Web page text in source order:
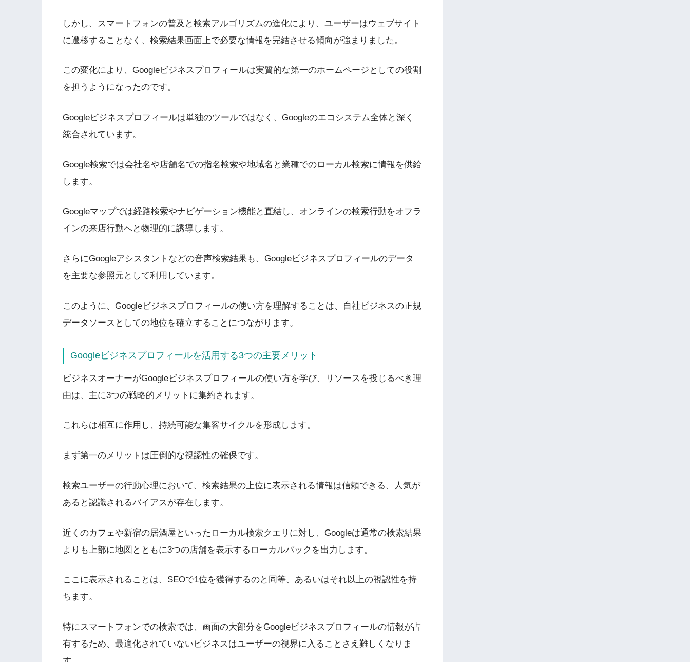
しかし、スマートフォンの普及と検索アルゴリズムの進化により、ユーザーはウェブサイト
に遷移することなく、検索結果画面上で必要な情報を完結させる傾向が強まりました。
この変化により、Googleビジネスプロフィールは実質的な第一のホームページとしての役割
を担うようになったのです。
Googleビジネスプロフィールは単独のツールではなく、Googleのエコシステム全体と深く
統合されています。
Google検索では会社名や店舗名での指名検索や地域名と業種でのローカル検索に情報を供給
します。
Googleマップでは経路検索やナビゲーション機能と直結し、オンラインの検索行動をオフラ
インの来店行動へと物理的に誘導します。
さらにGoogleアシスタントなどの音声検索結果も、Googleビジネスプロフィールのデータ
を主要な参照元として利用しています。
このように、Googleビジネスプロフィールの使い方を理解することは、自社ビジネスの正規
データソースとしての地位を確立することにつながります。
Googleビジネスプロフィールを活用する3つの主要メリット
ビジネスオーナーがGoogleビジネスプロフィールの使い方を学び、リソースを投じるべき理
由は、主に3つの戦略的メリットに集約されます。
これらは相互に作用し、持続可能な集客サイクルを形成します。
まず第一のメリットは圧倒的な視認性の確保です。
検索ユーザーの行動心理において、検索結果の上位に表示される情報は信頼できる、人気が
あると認識されるバイアスが存在します。
近くのカフェや新宿の居酒屋といったローカル検索クエリに対し、Googleは通常の検索結果
よりも上部に地図とともに3つの店舗を表示するローカルパックを出力します。
ここに表示されることは、SEOで1位を獲得するのと同等、あるいはそれ以上の視認性を持
ちます。
特にスマートフォンでの検索では、画面の大部分をGoogleビジネスプロフィールの情報が占
有するため、最適化されていないビジネスはユーザーの視界に入ることさえ難しくなりま